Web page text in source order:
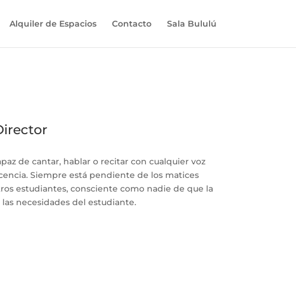
Alquiler de Espacios Contacto Sala Bululú
de cantar, hablar o recitar con cualquier voz
Siempre está pendiente de los matices
estudiantes, consciente como nadie de que la
necesidades del estudiante.